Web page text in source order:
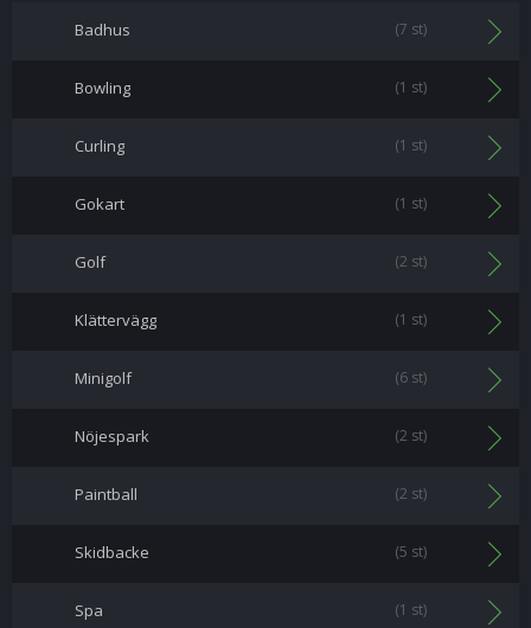
Badhus (7 st)
Bowling (1 st)
Curling (1 st)
Gokart (1 st)
Golf (2 st)
Klättervägg (1 st)
Minigolf (6 st)
Nöjespark (2 st)
Paintball (2 st)
Skidbacke (5 st)
Spa (1 st)